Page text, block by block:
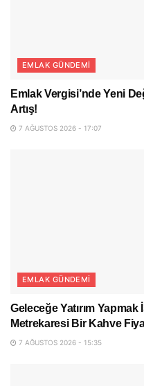
EMLAK GÜNDEMI
Emlak Vergisi’nde Yeni
Artış!
7 AĞUSTOS 2026 - 17:07
EMLAK GÜNDEMI
Geleceğe Yatırım
Metrekaresi Bir Kahve
7 AĞUSTOS 2026 - 15:35